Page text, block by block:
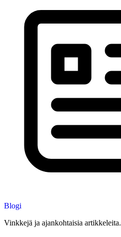
Blogi
Vinkkejä ja ajankohtaisia artikkeleita.